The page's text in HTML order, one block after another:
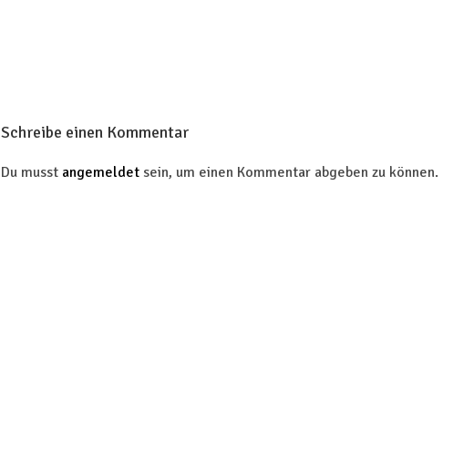
Schreibe einen Kommentar
Du musst angemeldet sein, um einen Kommentar abgeben zu können.